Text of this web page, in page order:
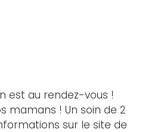
est au rendez-vous !
mamans ! Un soin de 2
sur le site de